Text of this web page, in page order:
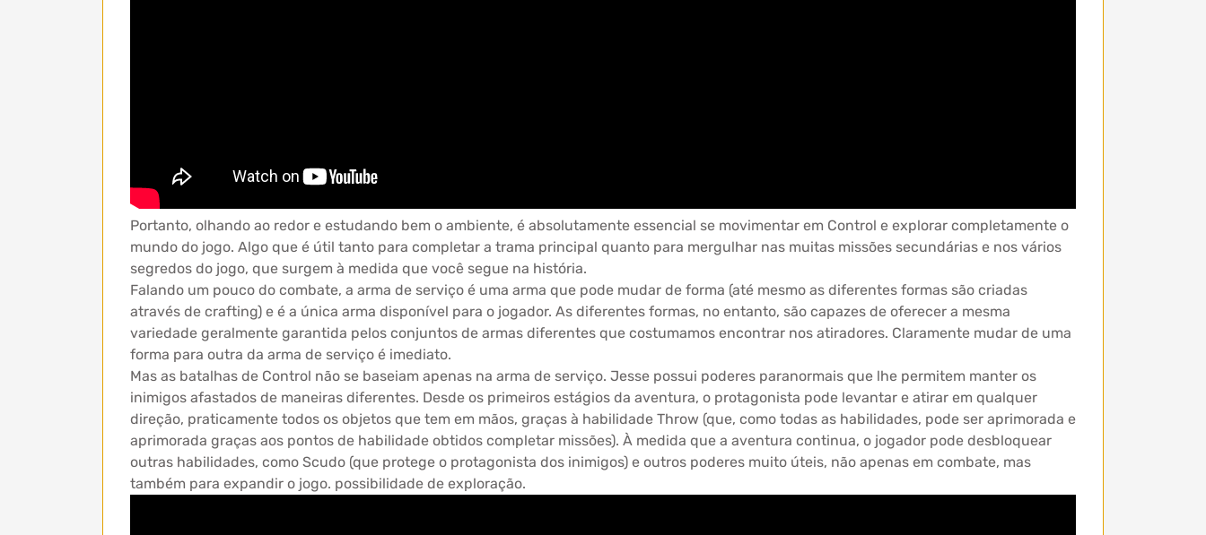
Portanto, olhando ao redor e estudando bem o ambiente, é absolutamente essencial se movimentar em Control e explorar completamente o
mundo do jogo. Algo que é útil tanto para completar a trama principal quanto para mergulhar nas muitas missões secundárias e nos vários
segredos do jogo, que surgem à medida que você segue na história.
Falando um pouco do combate, a arma de serviço é uma arma que pode mudar de forma (até mesmo as diferentes formas são criadas
através de crafting) e é a única arma disponível para o jogador. As diferentes formas, no entanto, são capazes de oferecer a mesma
variedade geralmente garantida pelos conjuntos de armas diferentes que costumamos encontrar nos atiradores. Claramente mudar de uma
forma para outra da arma de serviço é imediato.
Mas as batalhas de Control não se baseiam apenas na arma de serviço. Jesse possui poderes paranormais que lhe permitem manter os
inimigos afastados de maneiras diferentes. Desde os primeiros estágios da aventura, o protagonista pode levantar e atirar em qualquer
direção, praticamente todos os objetos que tem em mãos, graças à habilidade Throw (que, como todas as habilidades, pode ser aprimorada e
aprimorada graças aos pontos de habilidade obtidos completar missões). À medida que a aventura continua, o jogador pode desbloquear
outras habilidades, como Scudo (que protege o protagonista dos inimigos) e outros poderes muito úteis, não apenas em combate, mas
também para expandir o jogo. possibilidade de exploração.